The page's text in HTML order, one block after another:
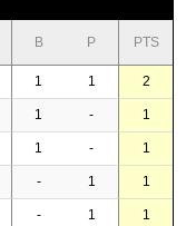
B P PTS
1 1 2
1 - 1
1 - 1
- 1 1
- 1 1